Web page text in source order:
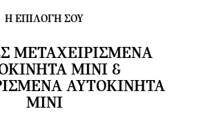
Η ΕΠΙΛΟΓΗ ΣΟΥ
ΜΕΤΑΧΕΙΡΙΣΜΈΝΑ
MINI &
ΑΥΤΟΚΊΝΗΤΑ
MINI